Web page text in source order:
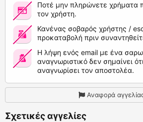
Ποτέ μην πληρώνετε χρήματα
τον χρήστη.
Κανένας σοβαρός χρήστης /
προκαταβολή πριν
Η λήψη ενός email με ένα
αναγνωριστικό δεν σημαίνει
αναγνωρίσει τον αποστολέα.
Αναφορά
Σχετικές αγγελίες